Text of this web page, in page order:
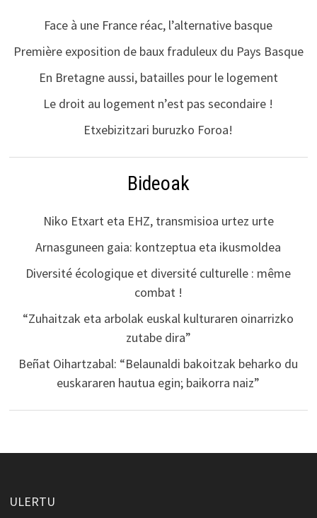
Face à une France réac, l’alternative basque
Première exposition de baux fraduleux du Pays Basque
En Bretagne aussi, batailles pour le logement
Le droit au logement n’est pas secondaire !
Etxebizitzari buruzko Foroa!
Bideoak
Niko Etxart eta EHZ, transmisioa urtez urte
Arnasguneen gaia: kontzeptua eta ikusmoldea
Diversité écologique et diversité culturelle : même
combat !
“Zuhaitzak eta arbolak euskal kulturaren oinarrizko
zutabe dira”
Beñat Oihartzabal: “Belaunaldi bakoitzak beharko du
euskararen hautua egin; baikorra naiz”
ULERTU